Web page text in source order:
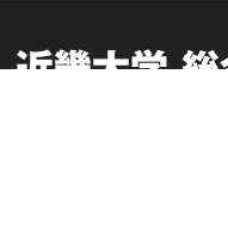
近畿大学 総